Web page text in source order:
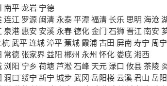
南平龙岩 宁德
连江 罗源 闽清 永泰平潭福清 长乐 思明 海沧
泉港 惠安 安溪 永春德化金门 石狮 晋江 南安
杭武平连城 漳平 蕉城 霞浦古田 屏南 寿宁 周宁
常德 张家界 益阳 郴州 永州 怀化 娄底湘西
浏阳 宁乡 荷塘 芦淞石峰 天元 渌口 攸县茶陵
洞口 绥宁 新宁 城步 武冈 岳阳楼 云溪君山 岳阳